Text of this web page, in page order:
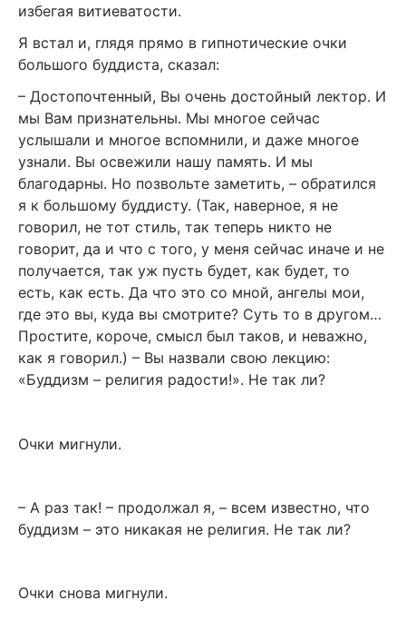
избегая витиеватости.
Я встал и, глядя прямо в гипнотические очки
большого буддиста, сказал:
– Достопочтенный, Вы очень достойный лектор. И
мы Вам признательны. Мы многое сейчас
услышали и многое вспомнили, и даже многое
узнали. Вы освежили нашу память. И мы
благодарны. Но позвольте заметить, – обратился
я к большому буддисту. (Так, наверное, я не
говорил, не тот стиль, так теперь никто не
говорит, да и что с того, у меня сейчас иначе и не
получается, так уж пусть будет, как будет, то
есть, как есть. Да что это со мной, ангелы мои,
где это вы, куда вы смотрите? Суть то в другом…
Простите, короче, смысл был таков, и неважно,
как я говорил.) – Вы назвали свою лекцию:
«Буддизм – религия радости!». Не так ли?
Очки мигнули.
– А раз так! – продолжал я, – всем известно, что
буддизм – это никакая не религия. Не так ли?
Очки снова мигнули.